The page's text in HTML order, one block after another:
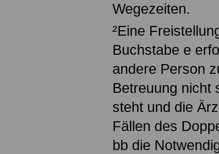
Wegezeiten.
²Eine
Buchstabe e
andere Person
Betreuung nicht
steht und die
Fällen des
bb die